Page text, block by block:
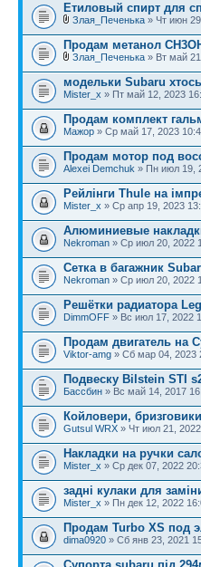
Етиловый спирт для
Злая_Печенька » Чт июн
Продам метанол
Злая_Печенька » Вт май
модельки Subaru
Mister_x » Пт май 12, 2023
Продам комплект
Мажор » Ср май 17, 2023
Продам мотор под
Alexei Demchuk » Пн июл 19,
Рейлінги Thule на
Mister_x » Ср апр 19, 2023
Алюминиевые
Nekroman » Ср июл 20, 2022
Сетка в багажник
Nekroman » Ср июл 20, 2022
Решётки радиатора
DimmOFF » Вс июл 17, 2022
Продам двигатель на
Viktor-amg » Сб мар 04, 2023
Подвеску Bilstein STI
Бассбин » Вс май 14, 2017
Койловери,
Gutsul WRX » Чт июл 21,
Накладки на ручки
Mister_x » Ср дек 07, 2022
задні кулаки для
Mister_x » Пн дек 12, 2022
Продам Turbo XS под
dima0920 » Сб янв 23, 2021